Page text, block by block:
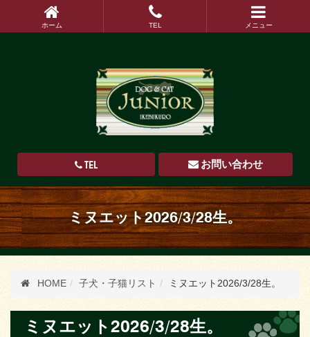
TEL お問い合わせ
ホーム TEL メニュー
ミヌエット2026/3/28生。
HOME 子犬・子猫リスト ミヌエット2026/3/28生。
ミヌエット2026/3/28生。